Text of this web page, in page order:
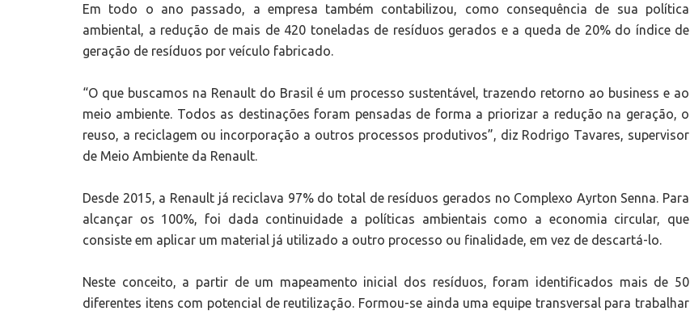
Em todo o ano passado, a empresa também contabilizou, como consequência de sua política
ambiental, a redução de mais de 420 toneladas de resíduos gerados e a queda de 20% do índice de
geração de resíduos por veículo fabricado.
“O que buscamos na Renault do Brasil é um processo sustentável, trazendo retorno ao business e ao
meio ambiente. Todos as destinações foram pensadas de forma a priorizar a redução na geração, o
reuso, a reciclagem ou incorporação a outros processos produtivos”, diz Rodrigo Tavares, supervisor
de Meio Ambiente da Renault.
Desde 2015, a Renault já reciclava 97% do total de resíduos gerados no Complexo Ayrton Senna. Para
alcançar os 100%, foi dada continuidade a políticas ambientais como a economia circular, que
consiste em aplicar um material já utilizado a outro processo ou finalidade, em vez de descartá-lo.
Neste conceito, a partir de um mapeamento inicial dos resíduos, foram identificados mais de 50
diferentes itens com potencial de reutilização. Formou-se ainda uma equipe transversal para trabalhar